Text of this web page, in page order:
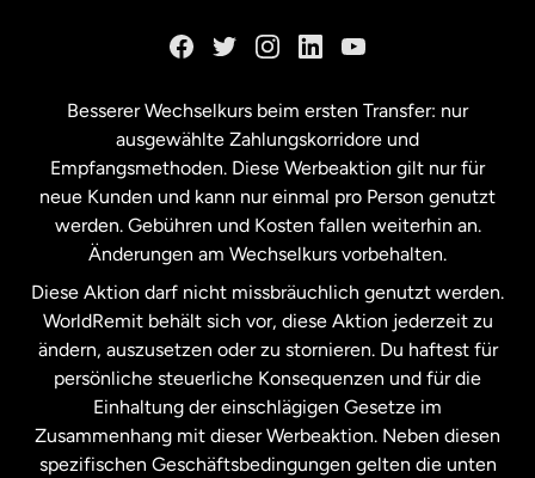
Malaysia
Neuseeland
Niederlande
Schweden
Spanien
Besserer Wechselkurs beim ersten Transfer: nur
ausgewählte Zahlungskorridore und
Empfangsmethoden. Diese Werbeaktion gilt nur für
neue Kunden und kann nur einmal pro Person genutzt
werden. Gebühren und Kosten fallen weiterhin an.
Änderungen am Wechselkurs vorbehalten.
Diese Aktion darf nicht missbräuchlich genutzt werden.
WorldRemit behält sich vor, diese Aktion jederzeit zu
ändern, auszusetzen oder zu stornieren. Du haftest für
persönliche steuerliche Konsequenzen und für die
Einhaltung der einschlägigen Gesetze im
Zusammenhang mit dieser Werbeaktion. Neben diesen
spezifischen Geschäftsbedingungen gelten die unten